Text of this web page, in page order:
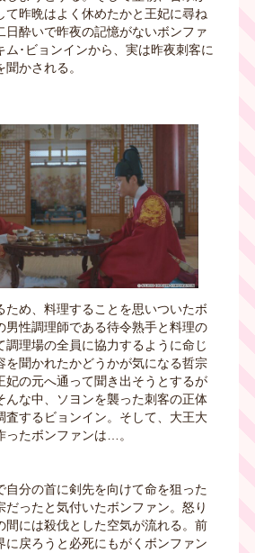
て昨晩はよく休めたかと王妃に尋ね
日酔いで昨夜の記憶がないボンファ
ム･ビョンインから、実は昨夜刺客に
かされる。
ため、料理することを思いついたボ
男性調理師である待令熟手と料理の
調理場の全員に協力するように命じ
を聞かれたかどうかが気になる哲宗
妃の元へ通って聞き出そうとするが
んな中、ソヨンを襲った刺客の正体
査するビョンイン。そして、大王大
ったボンファンは…。
自分の首に剣先を向けて命を狙った
だったと気付いたボンファン。怒り
間には殺伐とした空気が流れる。前
に戻ろうと必死にもがくボンファン